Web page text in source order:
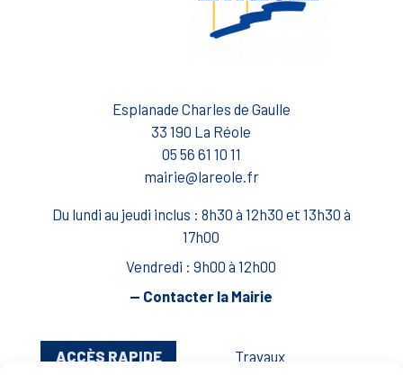
Esplanade Charles de Gaulle
33 190 La Réole
05 56 61 10 11
mairie@lareole.fr
Du lundi au jeudi inclus : 8h30 à 12h30 et 13h30 à
17h00
Vendredi : 9h00 à 12h00
— Contacter la Mairie
ACCÈS RAPIDE
Travaux